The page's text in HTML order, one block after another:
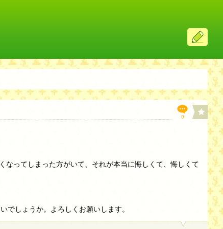
ス
レ
投
0
ってしまった方がいて、それが本当に悔しくて、悔しくて
でしょうか。よろしくお願いします。